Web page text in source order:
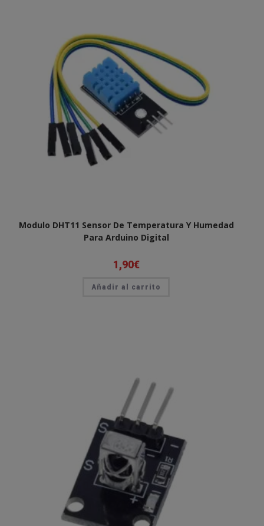
Modulo DHT11 Sensor De Temperatura Y Humedad
Para Arduino Digital
1,90€
Añadir al carrito